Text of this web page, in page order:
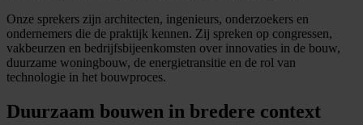
Onze sprekers zijn architecten, ingenieurs, onderzoekers en
ondernemers die de praktijk kennen. Zij spreken op congressen,
vakbeurzen en bedrijfsbijeenkomsten over innovaties in de bouw,
duurzame woningbouw, de energietransitie en de rol van
technologie in het bouwproces.
Duurzaam bouwen in bredere context